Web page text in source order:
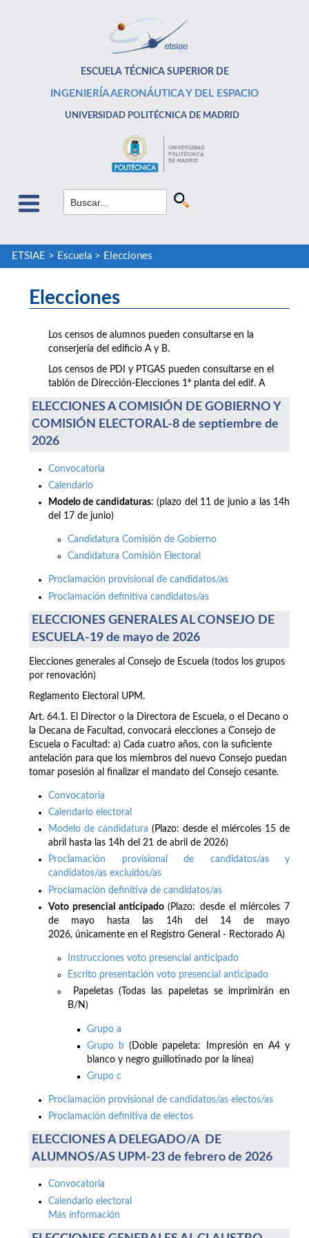
ESCUELA TÉCNICA SUPERIOR DE
INGENIERÍA AERONÁUTICA Y DEL ESPACIO
UNIVERSIDAD POLITÉCNICA DE MADRID
ETSIAE > Escuela> Elecciones
Elecciones
Los censos de alumnos pueden consultarse en la
conserjería del edificio A y B.
Los censos de PDI y PTGAS pueden consultarse en el
tablón de Dirección-Elecciones 1ª planta del edif. A
ELECCIONES A COMISIÓN DE GOBIERNO Y
COMISIÓN ELECTORAL-8 de septiembre de
2026
Convocatoria
Calendario
Modelo de candidaturas: (plazo del 11 de junio a las 14h
del 17 de junio)
Candidatura Comisión de Gobierno
Candidatura Comisión Electoral
Proclamación provisional de candidatos/as
Proclamación definitiva candidatos/as
ELECCIONES GENERALES AL CONSEJO DE
ESCUELA-19 de mayo de 2026
Elecciones generales al Consejo de Escuela (todos los grupos
por renovación)
Reglamento Electoral UPM.
Art. 64.1. El Director o la Directora de Escuela, o el Decano o
la Decana de Facultad, convocará elecciones a Consejo de
Escuela o Facultad: a) Cada cuatro años, con la suficiente
antelación para que los miembros del nuevo Consejo puedan
tomar posesión al finalizar el mandato del Consejo cesante.
Convocatoria
Calendario electoral
Modelo de candidatura (Plazo: desde el miércoles 15 de
abril hasta las 14h del 21 de abril de 2026)
Proclamación provisional de candidatos/as y
candidatos/as excluidos/as
Proclamación definitiva de candidatos/as
Voto presencial anticipado(Plazo: desde el miércoles 7
de mayo hasta las 14h del 14 de mayo
2026, únicamente en el Registro General - Rectorado A)
Instrucciones voto presencial anticipado
Escrito presentación voto presencial anticipado
Papeletas (Todas las papeletas se imprimirán en
B/N)
Grupo a
Grupo b (Doble papeleta: Impresión en A4 y
blanco y negro guillotinado por la línea)
Grupo c
Proclamación provisional de candidatos/as electos/as
Proclamación definitiva de electos
ELECCIONES A DELEGADO/A DE
ALUMNOS/AS UPM-23 de febrero de 2026
Convocatoria
Calendario electoral
Más información